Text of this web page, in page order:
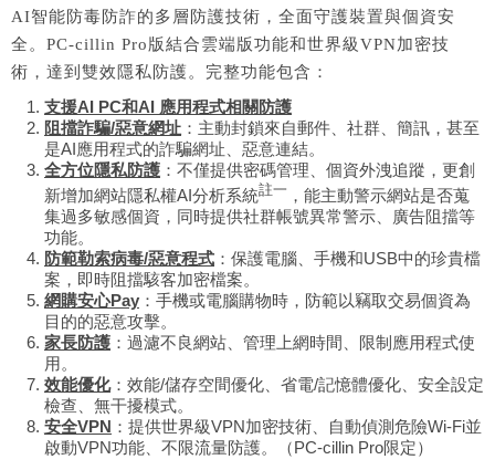
AI智能防毒防詐的多層防護技術，全面守護裝置與個資安
全。PC-cillin Pro版結合雲端版功能和世界級VPN加密技
術，達到雙效隱私防護。完整功能包含：
支援AI PC和AI 應用程式相關防護
阻擋詐騙/惡意網址 ：主動封鎖來自郵件、社群、簡訊，甚至
是AI應用程式的詐騙網址、惡意連結。
全方位隱私防護 ：不僅提供密碼管理、個資外洩追蹤，更創
新增加網站隱私權AI分析系統註一 ，能主動警示網站是否蒐
集過多敏感個資，同時提供社群帳號異常警示、廣告阻擋等
功能。
防範勒索病毒/惡意程式 ：保護電腦、手機和USB中的珍貴檔
案，即時阻擋駭客加密檔案。
網購安心Pay ：手機或電腦購物時，防範以竊取交易個資為
目的的惡意攻擊。
家長防護 ：過濾不良網站、管理上網時間、限制應用程式使
用。
效能優化：效能/儲存空間優化、省電/記憶體優化、安全設定
檢查、無干擾模式。
安全VPN ：提供世界級VPN加密技術、自動偵測危險Wi-Fi並
啟動VPN功能、不限流量防護。（PC-cillin Pro限定）